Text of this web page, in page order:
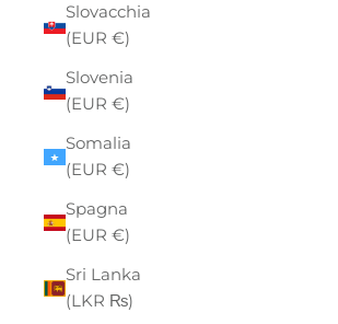
Slovacchia
(EUR €)
Slovenia
(EUR €)
Somalia
(EUR €)
Spagna
(EUR €)
Sri Lanka
(LKR ₨)